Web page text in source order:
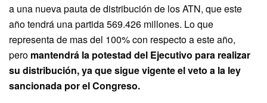
a una nueva pauta de distribución de los ATN, que este
año tendrá una partida 569.426 millones. Lo que
representa de mas del 100% con respecto a este año,
pero mantendrá la potestad del Ejecutivo para realizar
su distribución, ya que sigue vigente el veto a la ley
sancionada por el Congreso.